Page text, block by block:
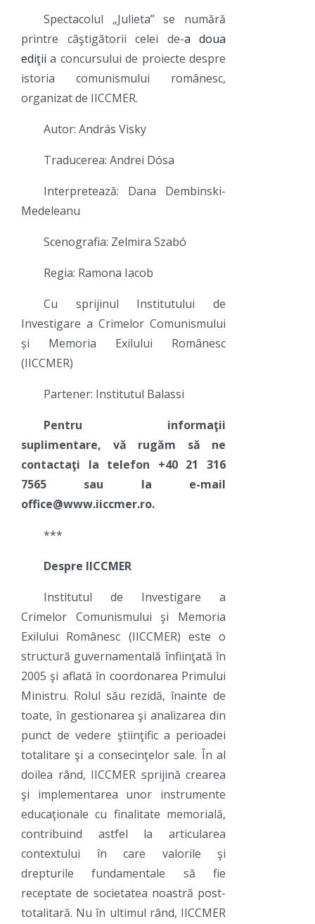
Spectacolul „Julieta” se numără
printre câştigătorii celei de-a doua
ediţii a concursului de proiecte despre
istoria comunismului românesc,
organizat de IICCMER.
Autor: András Visky
Traducerea: Andrei Dósa
Interpretează: Dana Dembinski-
Medeleanu
Scenografia: Zelmira Szabó
Regia: Ramona Iacob
Cu sprijinul Institutului de
Investigare a Crimelor Comunismului
și Memoria Exilului Românesc
(IICCMER)
Partener: Institutul Balassi
Pentru informaţii
suplimentare, vă rugăm să ne
contactaţi la telefon +40 21 316
7565 sau la e-mail
office@www.iiccmer.ro.
***
Despre IICCMER
Institutul de Investigare a
Crimelor Comunismului şi Memoria
Exilului Românesc (IICCMER) este o
structură guvernamentală înfiinţată în
2005 şi aflată în coordonarea Primului
Ministru. Rolul său rezidă, înainte de
toate, în gestionarea şi analizarea din
punct de vedere ştiinţific a perioadei
totalitare şi a consecinţelor sale. În al
doilea rând, IICCMER sprijină crearea
şi implementarea unor instrumente
educaţionale cu finalitate memorială,
contribuind astfel la articularea
contextului în care valorile şi
drepturile fundamentale să fie
receptate de societatea noastră post-
totalitară. Nu în ultimul rând, IICCMER